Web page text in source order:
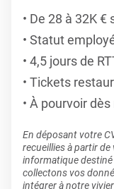
De 28 à 32K €
Statut
4,5 jours de
Tickets
À pourvoir
En déposant votre
recueillies à partir de
informatique destiné
collectons vos
intégrer à notre